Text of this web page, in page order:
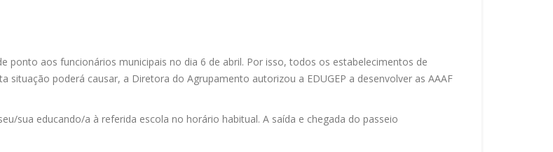
ponto aos funcionários municipais no dia 6 de abril. Por isso, todos os estabelecimentos de
poderá causar, a Diretora do Agrupamento autorizou a EDUGEP a desenvolver as AAAF
sua educando/a à referida escola no horário habitual. A saída e chegada do passeio